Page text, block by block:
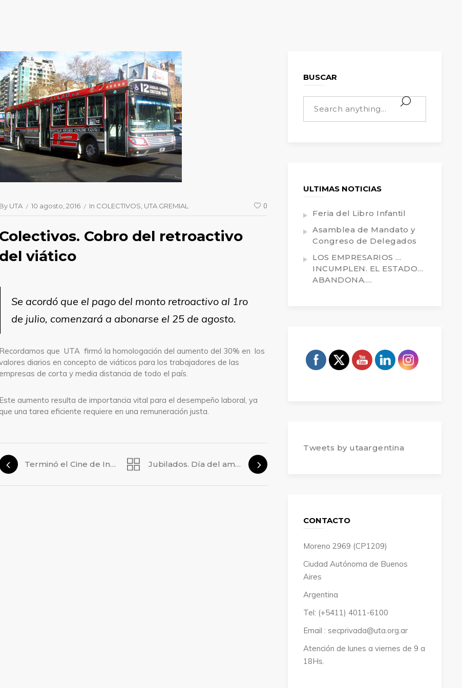
By UTA 10 agosto, 2016 In COLECTIVOS UTA GREMIAL 0
Colectivos. Cobro del retroactivo
del viático
Se acordó que el pago del monto retroactivo al 1ro
de julio, comenzará a abonarse el 25 de agosto.
Recordamos que UTA firmó la homologación del aumento del 30% en los
diarios en concepto de viáticos para los trabajadores de las
empresas de corta y media distancia de todo el país.
Este aumento resulta de importancia vital para el desempeño laboral, ya
que una tarea eficiente requiere en una remuneración justa.
Terminó el Cine de Invierno Jubilados. Día del amigo
BUSCAR
ULTIMAS NOTICIAS
Feria del Libro Infantil
Asamblea de Mandato y
Congreso de Delegados
LOS EMPRESARIOS …
INCUMPLEN. EL ESTADO…
ABANDONA….
Tweets by utaargentina
CONTACTO
Moreno 2969 (CP1209)
Ciudad Autónoma de Buenos
Aires
Argentina
Tel: (+5411) 4011-6100
Email : secprivada@uta.org.ar
Atención de lunes a viernes de 9 a
18Hs.